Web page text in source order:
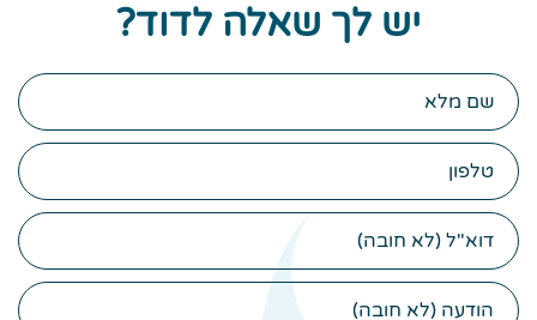
יש לך שאלה לדוד?